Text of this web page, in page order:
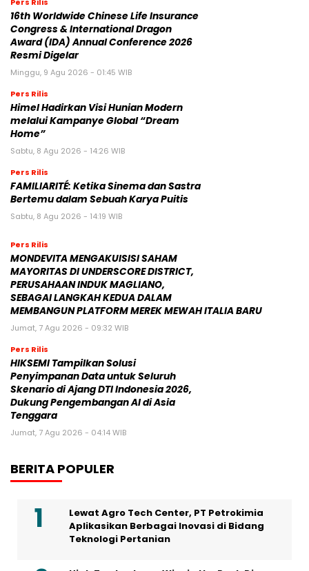
16th Worldwide Chinese Life Insurance
Congress & International Dragon
Award (IDA) Annual Conference 2026
Resmi Digelar
Minggu, 9 Agu 2026 - 01:45 WIB
Pers Rilis
Himel Hadirkan Visi Hunian Modern
melalui Kampanye Global “Dream
Home”
Sabtu, 8 Agu 2026 - 14:26 WIB
Pers Rilis
FAMILIARITÉ: Ketika Sinema dan Sastra
Bertemu dalam Sebuah Karya Puitis
Sabtu, 8 Agu 2026 - 14:19 WIB
Pers Rilis
MONDEVITA MENGAKUISISI SAHAM
MAYORITAS DI UNDERSCORE DISTRICT,
PERUSAHAAN INDUK MAGLIANO,
SEBAGAI LANGKAH KEDUA DALAM
MEMBANGUN PLATFORM MEREK MEWAH ITALIA BARU
Jumat, 7 Agu 2026 - 09:32 WIB
Pers Rilis
HIKSEMI Tampilkan Solusi
Penyimpanan Data untuk Seluruh
Skenario di Ajang DTI Indonesia 2026,
Dukung Pengembangan AI di Asia
Tenggara
Jumat, 7 Agu 2026 - 04:14 WIB
BERITA POPULER
Lewat Agro Tech Center, PT Petrokimia
Aplikasikan Berbagai Inovasi di Bidang
Teknologi Pertanian